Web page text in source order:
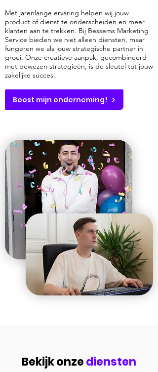
Met jarenlange ervaring helpen wij jouw
product of dienst te onderscheiden en meer
klanten aan te trekken. Bij Bessems Marketing
Service bieden we niet alleen diensten, maar
fungeren we als jouw strategische partner in
groei. Onze creatieve aanpak, gecombineerd
met bewezen strategieën, is de sleutel tot jouw
zakelijke succes.
Boost mijn onderneming!
Bekijk onzediensten